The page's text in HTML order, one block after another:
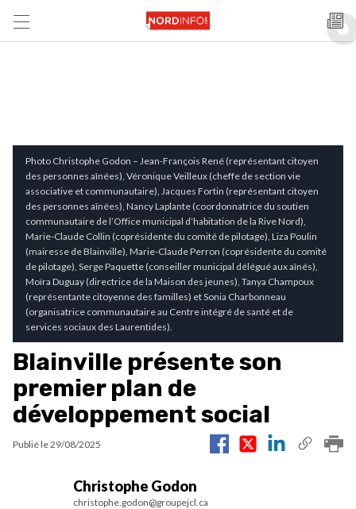
Photo Christophe Godon – Jean-François René (représentant citoyen
des personnes aînées), Véronique Veilleux (cheffe de section vie
associative et communautaire), Jacques Fortin (représentant citoyen
des personnes aînées), Nancy Laplante (coordonnatrice du soutien
communautaire de l’Office municipal d’habitation de la Rive Nord),
Marie-Claude Collin (coprésidente du comité de pilotage), Liza Poulin
(mairesse de Blainville), Marie-Claude Perron (coprésidente du comité
de pilotage), Serge Paquette (conseiller municipal délégué aux aînés),
Moïra Duguay (directrice de la Maison des jeunes), Tanya Champoux
(représentante citoyenne des familles) et Sonia Charbonneau
(organisatrice communautaire au Centre intégré de santé et de
services sociaux des Laurentides).
Blainville présente son
premier plan de
développement social
Publié le29/08/2025
Christophe Godon
christophe.godon@groupejcl.ca